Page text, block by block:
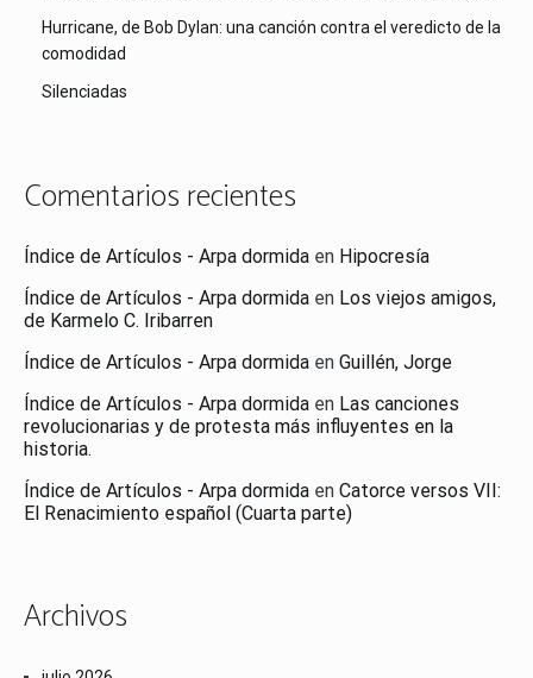
Hurricane, de Bob Dylan: una canción contra el veredicto de la
comodidad
Silenciadas
Comentarios recientes
Índice de Artículos - Arpa dormida en Hipocresía
Índice de Artículos - Arpa dormida en Los viejos amigos,
de Karmelo C. Iribarren
Índice de Artículos - Arpa dormida en Guillén, Jorge
Índice de Artículos - Arpa dormida en Las canciones
revolucionarias y de protesta más influyentes en la
historia.
Índice de Artículos - Arpa dormida en Catorce versos VII:
El Renacimiento español (Cuarta parte)
Archivos